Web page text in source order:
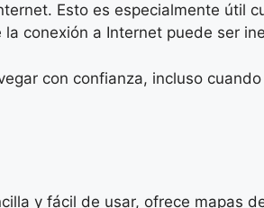
Esto es especialmente útil
conexión a Internet puede ser
con confianza, incluso
y fácil de usar, ofrece mapas